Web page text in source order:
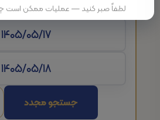
جستجو مجدد
لطفاً صبر کنید — عملیات ممکن است